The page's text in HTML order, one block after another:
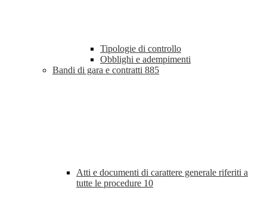
Tipologie di controllo
Obblighi e adempimenti
Bandi di gara e contratti 885
Atti e documenti di carattere generale riferiti a
tutte le procedure 10